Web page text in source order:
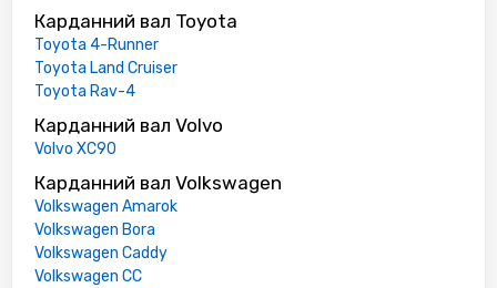
Карданний вал Toyota
Toyota 4-Runner
Toyota Land Cruiser
Toyota Rav-4
Карданний вал Volvo
Volvo XC90
Карданний вал Volkswagen
Volkswagen Amarok
Volkswagen Bora
Volkswagen Caddy
Volkswagen CC